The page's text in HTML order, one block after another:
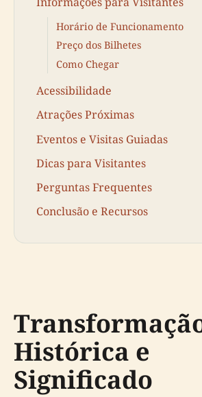
Horário de Funcionamento
Preço dos Bilhetes
Como Chegar
Acessibilidade
Atrações Próximas
Eventos e Visitas Guiadas
Dicas para Visitantes
Perguntas Frequentes
Conclusão e Recursos
Histórica e
Significado